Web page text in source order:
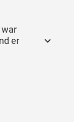
war
er